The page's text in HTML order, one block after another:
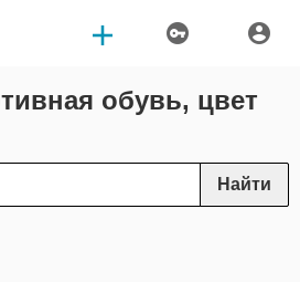
обувь, цвет
Найти